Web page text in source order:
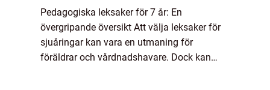
Pedagogiska leksaker för 7 år: En
övergripande översikt Att välja leksaker för
sjuåringar kan vara en utmaning för
föräldrar och vårdnadshavare. Dock kan